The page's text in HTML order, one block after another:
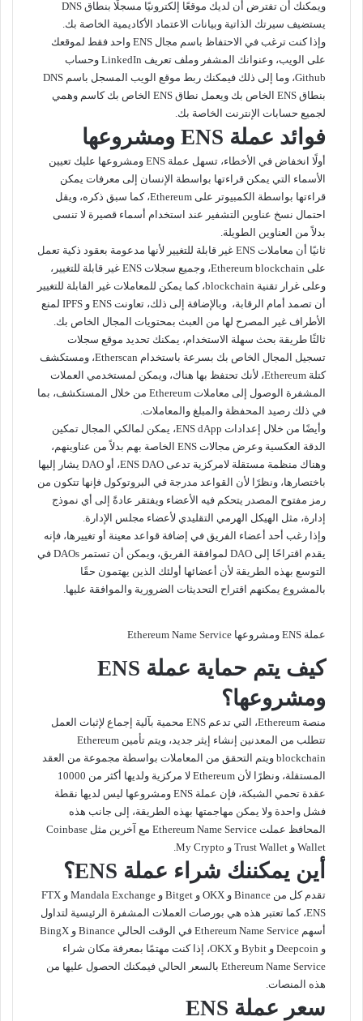
ويمكنك أن تفترض أن لديك موقعًا إلكترونيًا مسجلًا بنطاق DNS
يستضيف سيرتك الذاتية وبيانات الاعتماد الأكاديمية الخاصة بك.
وإذا كنت ترغب في الاحتفاظ باسم مجال ENS واحد فقط لموقعك
على الويب، وعنوانك المشفر وملف تعريف LinkedIn وحساب
Github، وما إلى ذلك فيمكنك ربط موقع الويب المسجل باسم DNS
بنطاق ENS الخاص بك ويعمل نطاق ENS الخاص بك كاسم وهمي
لجميع حسابات الإنترنت الخاصة بك.
فوائد عملة ENS ومشروعها
أولًا انخفاض في الأخطاء، تسهل عملة ENS ومشروعها عليك تعيين
الأسماء التي يمكن قراءتها بواسطة الإنسان إلى معرفات يمكن
قراءتها بواسطة الكمبيوتر على Ethereum، كما سبق ذكره، ويقل
احتمال نسخ عناوين التشفير عند استخدام أسماء قصيرة لا تنسى
بدلاً من العناوين الطويلة.
ثانيًا أن معاملات ENS غير قابلة للتغيير لأنها مدعومة بعقود ذكية تعمل
على Ethereum blockchain، وجميع سجلات ENS غير قابلة للتغيير،
وعلى غرار تقنية blockchain، كما يمكن للمعاملات غير القابلة للتغيير
أن تصمد أمام الرقابة، وبالإضافة إلى ذلك، تعاونت ENS و IPFS لمنع
الأطراف غير المصرح لها من العبث بمحتويات المجال الخاص بك.
ثالثًا طريقة بحث سهلة الاستخدام، يمكنك تحديد موقع سجلات
تسجيل المجال الخاص بك بسرعة باستخدام Etherscan، ومستكشف
كتلة Ethereum، لأنك تحتفظ بها هناك، ويمكن لمستخدمي العملات
المشفرة الوصول إلى معاملات Ethereum من خلال المستكشف، بما
في ذلك رصيد المحفظة والمبلغ والمعاملات.
وأيضًا من خلال إعدادات ENS dApp، يمكن لمالكي المجال تمكين
الدقة العكسية وعرض مجالات ENS الخاصة بهم بدلاً من عناوينهم،
وهناك منظمة مستقلة لامركزية تدعى ENS DAO، أو DAO يشار إليها
باختصارها، ونظرًا لأن القواعد مدرجة في البروتوكول فإنها تتكون من
رمز مفتوح المصدر يتحكم فيه الأعضاء ويفتقر عادةً إلى أي نموذج
إدارة، مثل الهيكل الهرمي التقليدي لأعضاء مجلس الإدارة.
وإذا رغب أحد أعضاء الفريق في إضافة قواعد معينة أو تغييرها، فإنه
يقدم اقتراحًا إلى DAO لموافقة الفريق، ويمكن أن تستمر DAOs في
التوسع بهذه الطريقة لأن أعضائها أولئك الذين يهتمون حقًا
بالمشروع يمكنهم اقتراح التحديثات الضرورية والموافقة عليها.
عملة ENS ومشروعها Ethereum Name Service
كيف يتم حماية عملة ENS
ومشروعها؟
منصة Ethereum، التي تدعم ENS محمية بآلية إجماع لإثبات العمل
تتطلب من المعدنين إنشاء إيثر جديد، ويتم تأمين Ethereum
blockchain ويتم التحقق من المعاملات بواسطة مجموعة من العقد
المستقلة، ونظرًا لأن Ethereum لا مركزية ولديها أكثر من 10000
عقدة تحمي الشبكة، فإن عملة ENS ومشروعها ليس لديها نقطة
فشل واحدة ولا يمكن مهاجمتها بهذه الطريقة، إلى جانب هذه
المحافظ عملت Ethereum Name Service مع آخرين مثل Coinbase
Wallet و Trust Wallet و My Crypto.
أين يمكننك شراء عملة ENS؟
تقدم كل من Binance و OKX و Bitget و Mandala Exchange و FTX
ENS، كما تعتبر هذه هي بورصات العملات المشفرة الرئيسية لتداول
أسهم Ethereum Name Service في الوقت الحالي Binance و BingX
و Deepcoin و Bybit و OKX، إذا كنت مهتمًا بمعرفة مكان شراء
Ethereum Name Service بالسعر الحالي فيمكنك الحصول عليها من
هذه المنصات.
سعر عملة ENS